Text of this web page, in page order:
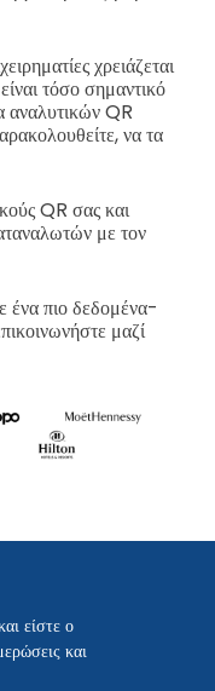
χρειάζεται
τόσο σημαντικό
αναλυτικών QR
να τα
QR σας και
με τον
ένα πιο δεδομένα-
μαζί
είστε ο
και